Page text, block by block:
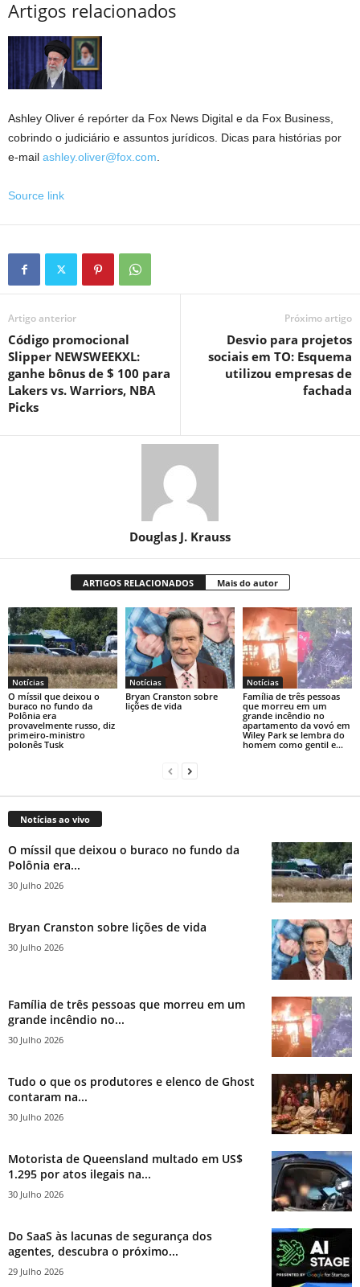
Artigos relacionados
Ashley Oliver é repórter da Fox News Digital e da Fox Business,
cobrindo o judiciário e assuntos jurídicos. Dicas para histórias por
e-mail ashley.oliver@fox.com
Source link
Artigo anterior
Código promocional
Slipper NEWSWEEKXL:
ganhe bônus de $ 100 para
Lakers vs. Warriors, NBA
Picks
Próximo artigo
Desvio para projetos
sociais em TO: Esquema
utilizou empresas de
fachada
Douglas J. Krauss
ARTIGOS RELACIONADOS Mais do autor
Notícias
O míssil que deixou o
buraco no fundo da
Polônia era
provavelmente russo, diz
primeiro-ministro
polonês Tusk
Notícias
Bryan Cranston sobre
lições de vida
Notícias
Família de três pessoas
que morreu em um
grande incêndio no
apartamento da vovó em
Wiley Park se lembra do
homem como gentil e...
Notícias ao vivo
O míssil que deixou o buraco no fundo da
Polônia era...
30 Julho 2026
Bryan Cranston sobre lições de vida
30 Julho 2026
Família de três pessoas que morreu em um
grande incêndio no...
30 Julho 2026
Tudo o que os produtores e elenco de Ghost
contaram na...
30 Julho 2026
Motorista de Queensland multado em US$
1.295 por atos ilegais na...
30 Julho 2026
Do SaaS às lacunas de segurança dos
agentes, descubra o próximo...
29 Julho 2026